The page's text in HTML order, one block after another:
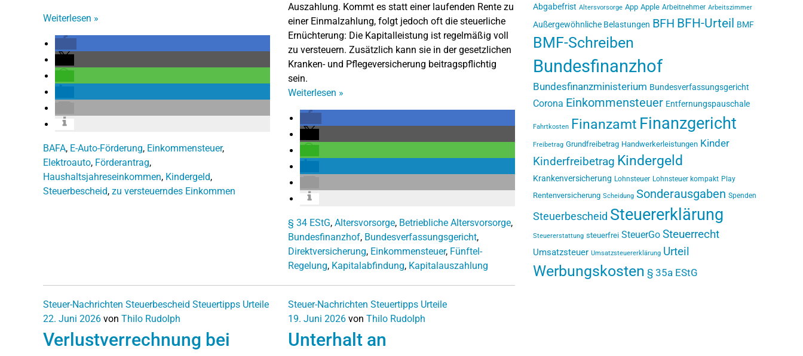
Weiterlesen »
BAFA, E-Auto-Förderung, Einkommensteuer,
Elektroauto, Förderantrag,
Haushaltsjahreseinkommen, Kindergeld,
Steuerbescheid, zu versteuerndes Einkommen
Auszahlung. Kommt es statt einer laufenden Rente zu
einer Einmalzahlung, folgt jedoch oft die steuerliche
Ernüchterung: Die Kapitalleistung ist regelmäßig voll
zu versteuern. Zusätzlich kann sie in der gesetzlichen
Kranken- und Pflegeversicherung beitragspflichtig
sein.
Weiterlesen »
§ 34 EStG, Altersvorsorge, Betriebliche Altersvorsorge,
Bundesfinanzhof, Bundesverfassungsgericht,
Direktversicherung, Einkommensteuer, Fünftel-
Regelung, Kapitalabfindung, Kapitalauszahlung
Steuer-Nachrichten Steuerbescheid Steuertipps Urteile
22. Juni 2026 von Thilo Rudolph
Verlustverrechnung bei
Steuer-Nachrichten Steuertipps Urteile
19. Juni 2026 von Thilo Rudolph
Unterhalt an
Abgabefrist Altersvorsorge App Apple Arbeitnehmer Arbeitszimmer
Außergewöhnliche Belastungen BFH BFH-Urteil BMF
BMF-Schreiben
Bundesfinanzhof
Bundesfinanzministerium Bundesverfassungsgericht
Corona Einkommensteuer Entfernungspauschale
Fahrtkosten Finanzamt Finanzgericht
Freibetrag Grundfreibetrag Handwerkerleistungen Kinder
Kinderfreibetrag Kindergeld
Krankenversicherung Lohnsteuer Lohnsteuer kompakt Play
Rentenversicherung Scheidung Sonderausgaben Spenden
Steuerbescheid Steuererklärung
Steuererstattung steuerfrei SteuerGo Steuerrecht
Umsatzsteuer Umsatzsteuererklärung Urteil
Werbungskosten § 35a EStG